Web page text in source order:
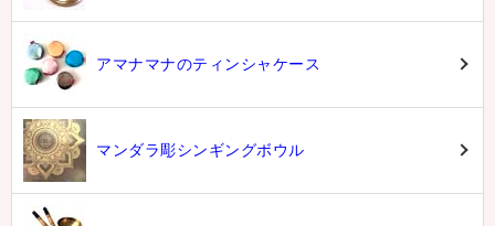
アマナマナのティンシャケース
マンダラ彫シンギングボウル